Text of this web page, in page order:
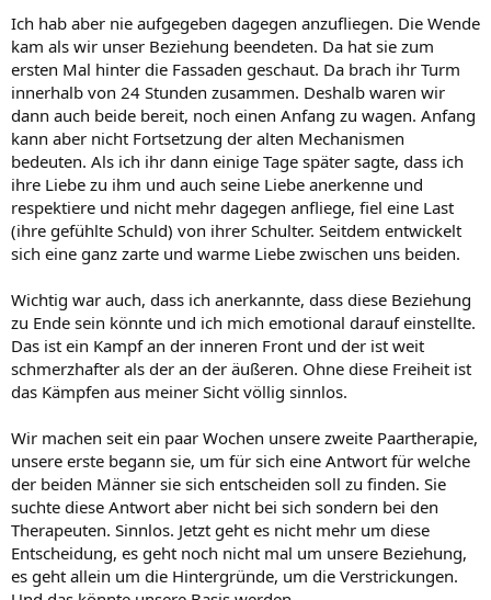
Ich hab aber nie aufgegeben dagegen anzufliegen. Die Wende
kam als wir unser Beziehung beendeten. Da hat sie zum
ersten Mal hinter die Fassaden geschaut. Da brach ihr Turm
innerhalb von 24 Stunden zusammen. Deshalb waren wir
dann auch beide bereit, noch einen Anfang zu wagen. Anfang
kann aber nicht Fortsetzung der alten Mechanismen
bedeuten. Als ich ihr dann einige Tage später sagte, dass ich
ihre Liebe zu ihm und auch seine Liebe anerkenne und
respektiere und nicht mehr dagegen anfliege, fiel eine Last
(ihre gefühlte Schuld) von ihrer Schulter. Seitdem entwickelt
sich eine ganz zarte und warme Liebe zwischen uns beiden.
Wichtig war auch, dass ich anerkannte, dass diese Beziehung
zu Ende sein könnte und ich mich emotional darauf einstellte.
Das ist ein Kampf an der inneren Front und der ist weit
schmerzhafter als der an der äußeren. Ohne diese Freiheit ist
das Kämpfen aus meiner Sicht völlig sinnlos.
Wir machen seit ein paar Wochen unsere zweite Paartherapie,
unsere erste begann sie, um für sich eine Antwort für welche
der beiden Männer sie sich entscheiden soll zu finden. Sie
suchte diese Antwort aber nicht bei sich sondern bei den
Therapeuten. Sinnlos. Jetzt geht es nicht mehr um diese
Entscheidung, es geht noch nicht mal um unsere Beziehung,
es geht allein um die Hintergründe, um die Verstrickungen.